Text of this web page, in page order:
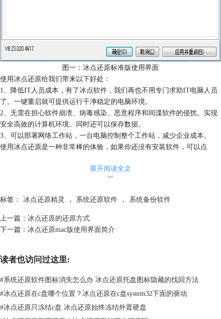
图一：冰点还原标准版使用界面
使用冰点还原给我们带来以下好处：
1、降低IT人员成本，有了冰点软件，我们再也不用专门求助IT电脑人员
了。一键重启就可提供运行干净稳定的电脑环境。
2、无需在担心软件崩溃、病毒感染、恶意程序和间谍软件的侵扰。实现
安全高效的计算机环境。同时还可以保存数据。
3、可以部署网络工作站，一台电脑控制整个工作站，减少企业成本。
使用冰点还原是一种非常棒的体验，如果你还没有安装软件，可以点
冰点系统软件保护系统除了电脑维护方面的灾难复原功能之外，也具备多
项实用的网络管理功能，让IT管理人员位在管理端，就能轻松地管理及维
统的典型应用场景：计算机教室、培训机房、语音教室、企业办公管理、
网吧。用户遍布全球，是目前较为专业的电脑还原软件。
使用冰点软件能够给我们带来非常便捷的使用效果，这么强大的软件要赶
者系统毁损问题严重，连“系统还原”都不能挽救时，仍有最后一道防护的
展开阅读全文
︾
标签： 冰点还原精灵 ， 系统还原软件 ， 系统备份软件
上一篇： 冰点还原的还原方式
下一篇： 冰点还原mac版使用界面简介
读者也访问过这里:
#系统还原软件图标消失怎么办 冰点还原托盘图标隐藏的找回方法
#冰点还原在c盘哪个位置？冰点还原在c盘system32下面的驱动
#冰点还原只冻结c盘 冰点还原始终冻结外置硬盘